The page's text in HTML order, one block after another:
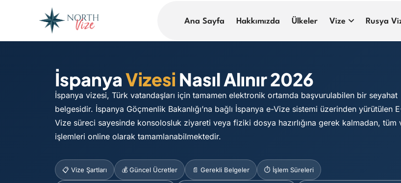
Ana Sayfa Hakkımızda Ülkeler Vize Rusya
İspanyaVizesi Nasıl Alınır 2026
İspanya vizesi, Türk vatandaşları için tamamen elektronik ortamda başvurulabilen bir seyahat
belgesidir. İspanya Göçmenlik Bakanlığı’na bağlı İspanya e-Vize sistemi üzerinden yürütülen
Vize süreci sayesinde konsolosluk ziyareti veya fiziki dosya hazırlığına gerek kalmadan, tüm
işlemleri online olarak tamamlanabilmektedir.
📋 Vize Şartları 💰 Güncel Ücretler 📄 Gerekli Belgeler ⏱️ İşlem Süreleri